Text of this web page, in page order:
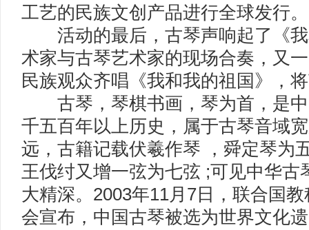
工艺的民族文创产品进行全球发行。
活动的最后，古琴声响起了《我
术家与古琴艺术家的现场合奏，又
民族观众齐唱《我和我的祖国》，
古琴，琴棋书画，琴为首，是中
千五百年以上历史，属于古琴音域
远，古籍记载伏羲作琴 ，舜定琴为
王伐纣又增一弦为七弦 ;可见中华古
大精深。2003年11月7日，联合国
会宣布，中国古琴被选为世界文化